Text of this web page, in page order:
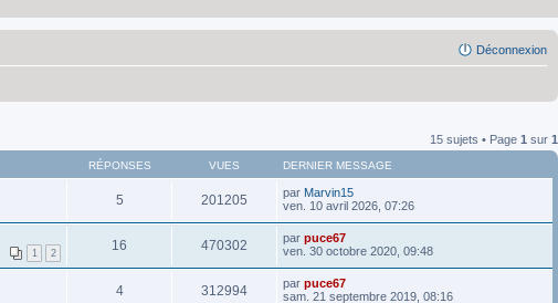
Déconnexion
15 sujets • Page 1 sur 1
RÉPONSES VUES DERNIER MESSAGE
5 201205 par Marvin15
ven. 10 avril 2026, 07:26
1 2 16 470302 par puce67
ven. 30 octobre 2020, 09:48
4 312994 par puce67
sam. 21 septembre 2019, 08:16